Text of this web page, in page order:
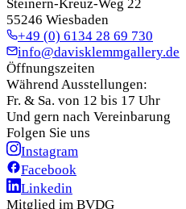
Steinern-Kreuz-Weg 22
55246 Wiesbaden
+49 (0) 6134 28 69 730
info@davisklemmgallery.de
Öffnungszeiten
Während Ausstellungen:
Fr. & Sa. von 12 bis 17 Uhr
Und gern nach Vereinbarung
Folgen Sie uns
Instagram
Facebook
Linkedin
Mitglied im BVDG